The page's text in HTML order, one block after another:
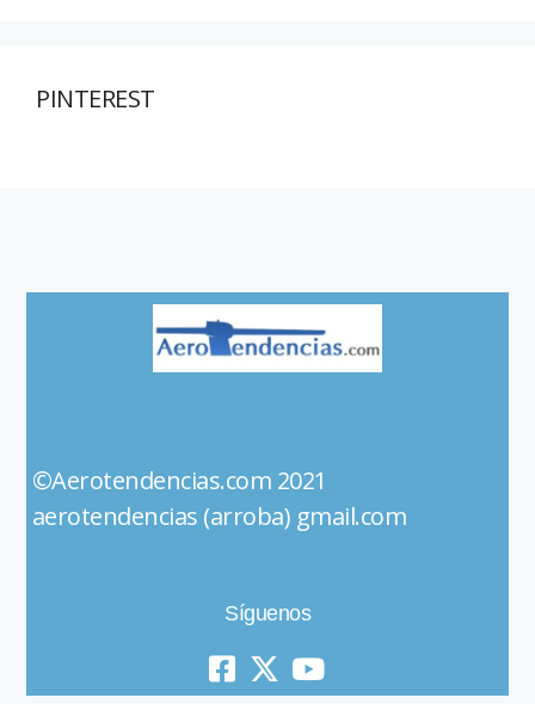
PINTEREST
©Aerotendencias.com 2021
aerotendencias (arroba) gmail.com
Síguenos